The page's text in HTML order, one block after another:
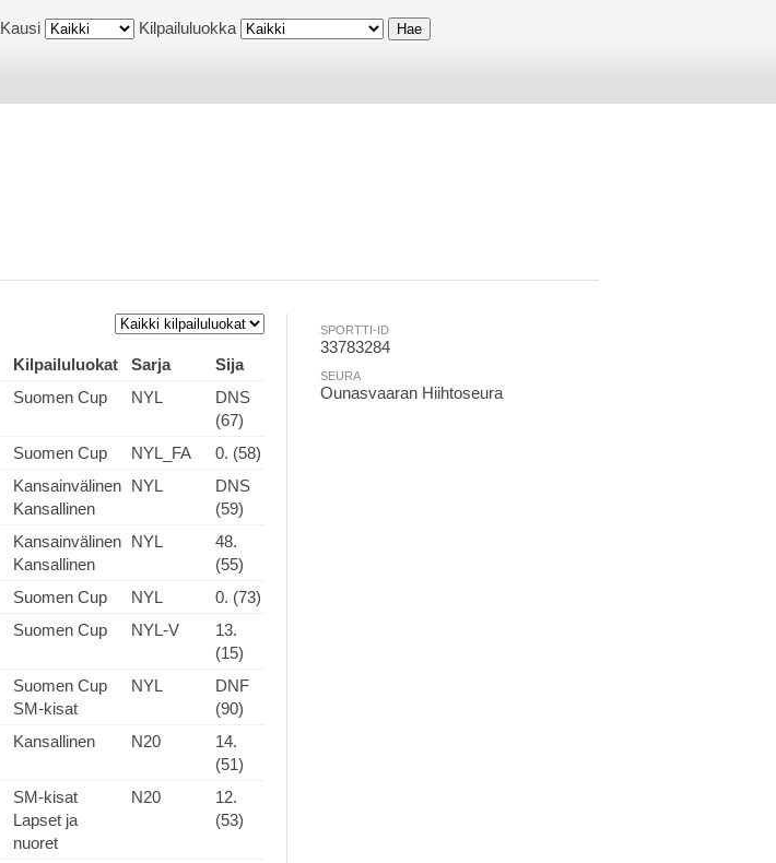
Kausi Kilpailuluokka
Kilpailuluokat Sarja
Sija
Suomen Cup NYL
DNS
(67)
Suomen Cup NYL_FA
0. (58)
Kansainvälinen
Kansallinen
NYL
DNS
(59)
Kansainvälinen
Kansallinen
NYL
48.
(55)
Suomen Cup NYL
0. (73)
Suomen Cup NYL-V
13.
(15)
Suomen Cup
SM-kisat
NYL
DNF
(90)
Kansallinen N20
14.
(51)
SM-kisat
Lapset ja
nuoret
N20
12.
(53)
SPORTTI-ID
33783284
SEURA
Ounasvaaran Hiihtoseura